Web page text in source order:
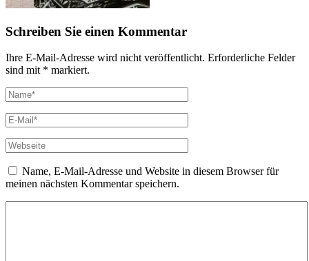
Schreiben Sie einen Kommentar
Ihre E-Mail-Adresse wird nicht veröffentlicht. Erforderliche Felder
sind mit * markiert.
Name, E-Mail-Adresse und Website in diesem Browser für
meinen nächsten Kommentar speichern.